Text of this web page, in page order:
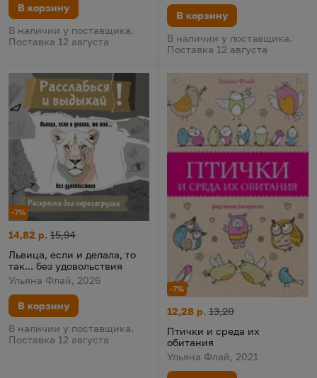
В корзину
В наличии у поставщика.
Поставка 12 августа
В корзину
В наличии у поставщика.
Поставка 12 августа
-7%
Львица, если и делала, то так... без удовольствия
Цена:
14,82 р.
Старая цена:
15,94
Львица, если и делала, то
так... без удовольствия
Ульяна Флай, 2026
В корзину
В наличии у поставщика.
Поставка 12 августа
-7%
Птички и среда их обитания
Цена:
12,28 р.
Старая цена:
13,20
Птички и среда их
обитания
Ульяна Флай, 2021